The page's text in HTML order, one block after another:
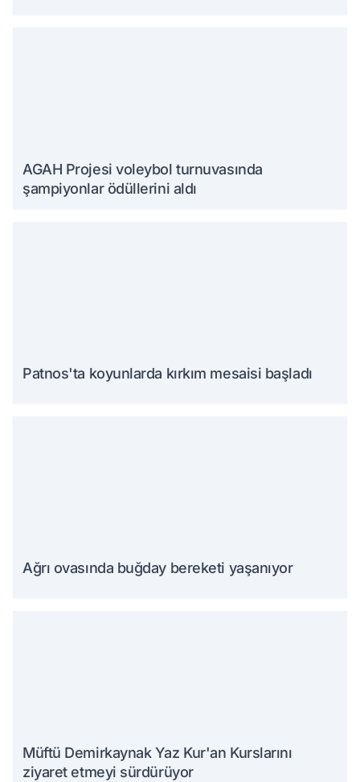
AGAH Projesi voleybol turnuvasında
şampiyonlar ödüllerini aldı
Patnos'ta koyunlarda kırkım mesaisi başladı
Ağrı ovasında buğday bereketi yaşanıyor
Müftü Demirkaynak Yaz Kur'an Kurslarını
ziyaret etmeyi sürdürüyor